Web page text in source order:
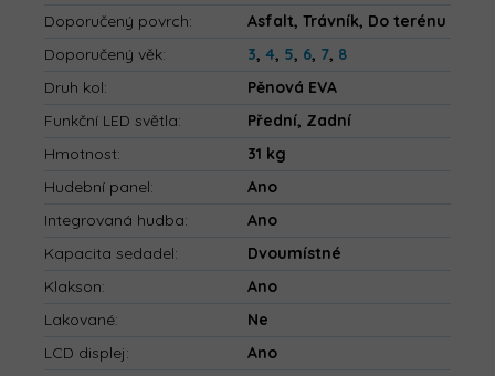
Doporučený povrch:
Asfalt, Trávník, Do terénu
Doporučený věk: 3, 4, 5, 6, 7, 8
Druh kol:
Pěnová EVA
Funkční LED světla:
Přední, Zadní
Hmotnost:
31 kg
Hudební panel:
Ano
Integrovaná hudba:
Ano
Kapacita sedadel:
Dvoumístné
Klakson:
Ano
Lakované:
Ne
LCD displej:
Ano